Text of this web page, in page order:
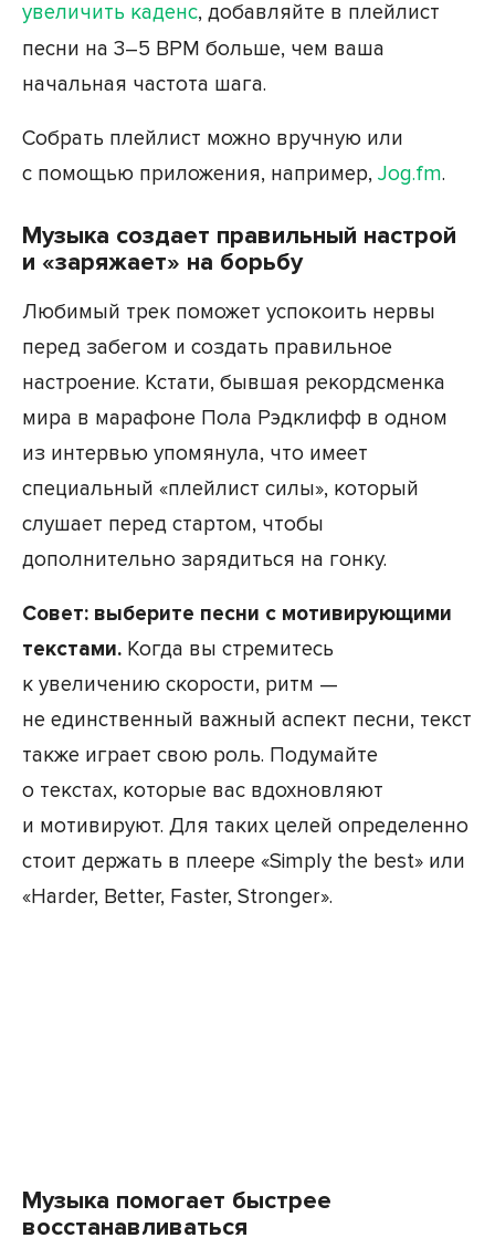
увеличить каденс, добавляйте в плейлист
песни на 3–5 BPM больше, чем ваша
начальная частота шага.
Собрать плейлист можно вручную или
с помощью приложения, например, Jog.fm.
Музыка создает правильный настрой
и «заряжает» на борьбу
Любимый трек поможет успокоить нервы
перед забегом и создать правильное
настроение. Кстати, бывшая рекордсменка
мира в марафоне Пола Рэдклифф в одном
из интервью упомянула, что имеет
специальный «плейлист силы», который
слушает перед стартом, чтобы
дополнительно зарядиться на гонку.
Совет: выберите песни с мотивирующими
текстами. Когда вы стремитесь
к увеличению скорости, ритм —
не единственный важный аспект песни, текст
также играет свою роль. Подумайте
о текстах, которые вас вдохновляют
и мотивируют. Для таких целей определенно
стоит держать в плеере «Simply the best» или
«Harder, Better, Faster, Stronger».
Музыка помогает быстрее
восстанавливаться